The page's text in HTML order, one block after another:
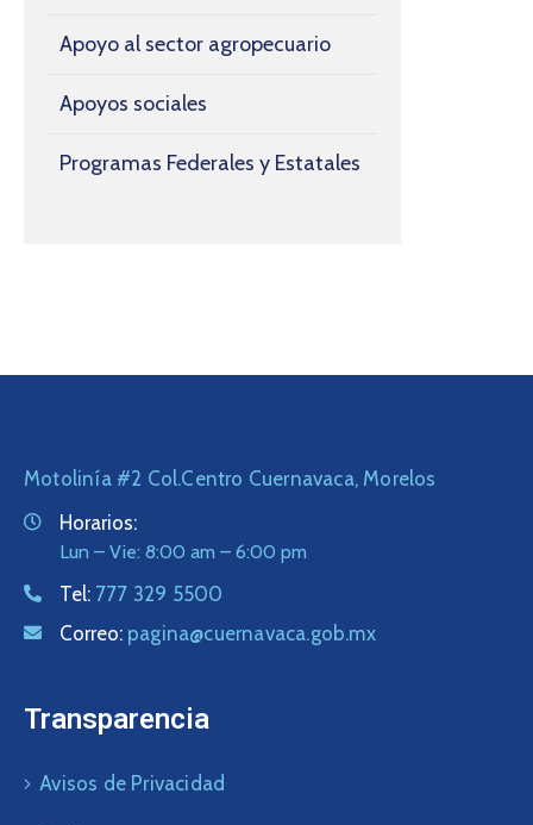
Apoyo al sector agropecuario
Apoyos sociales
Programas Federales y Estatales
Motolinía #2 Col.Centro Cuernavaca, Morelos
Horarios:
Lun – Vie: 8:00 am – 6:00 pm
Tel: 777 329 5500
Correo: pagina@cuernavaca.gob.mx
Transparencia
Avisos de Privacidad